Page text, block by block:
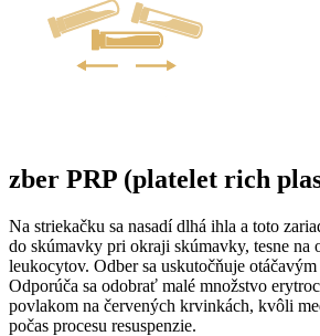
zber PRP (platelet rich
Na striekačku sa nasadí dlhá ihla a toto
do skúmavky pri okraji skúmavky, tesne na
leukocytov. Odber sa uskutočňuje
Odporúča sa odobrať malé množstvo
povlakom na červených krvinkách, kvôli
počas procesu resuspenzie.